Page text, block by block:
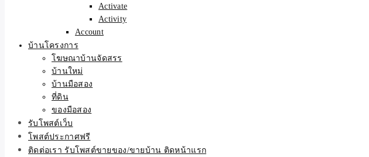
Activate
Activity
Account
บ้านโครงการ
โฆษณาบ้านจัดสรร
บ้านใหม่
บ้านมือสอง
ที่ดิน
ของมือสอง
รับโพสต์เว็บ
โพสต์ประกาศฟรี
ติดต่อเรา รับโพสต์ขายของ/ขายบ้าน ติดหน้าแรก